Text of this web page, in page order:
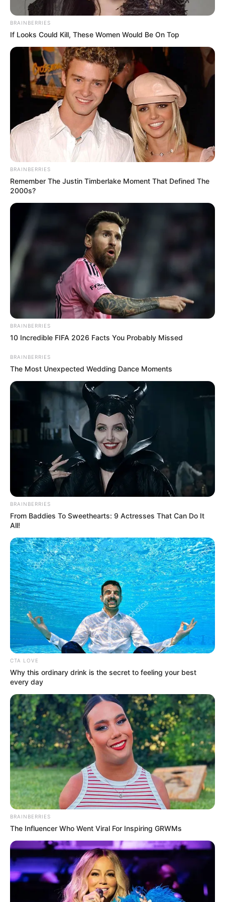
PostedFriss hírek
Nem mond le a legfőbb ügyész –
Nagy Gábor Bálint kemény
üzenetet küldött
Szerző • May 11, 2026
Nem hátrál a legfőbb
ügyész: Nagy Gábor
Bálint kemény üzenetet
küldött a
vagyonkimentőknek
BRAINBERRIES
If Looks Could Kill, These Women Would Be On Top
BRAINBERRIES
Remember The Justin Timberlake Moment That Defined The
2000s?
BRAINBERRIES
10 Incredible FIFA 2026 Facts You Probably Missed
BRAINBERRIES
The Most Unexpected Wedding Dance Moments
BRAINBERRIES
From Baddies To Sweethearts: 9 Actresses That Can Do It
All!
CTA LOVE
Why this ordinary drink is the secret to feeling your best
every day
BRAINBERRIES
The Influencer Who Went Viral For Inspiring GRWMs